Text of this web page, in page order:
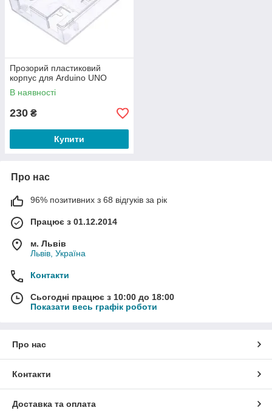
Прозорий пластиковий
корпус для Arduino UNO
В наявності
230 ₴
Купити
Про нас
96% позитивних з 68 відгуків за рік
Працює з 01.12.2014
м. Львів
Львів, Україна
Контакти
Сьогодні працює з 10:00 до 18:00
Показати весь графік роботи
Про нас
Контакти
Доставка та оплата